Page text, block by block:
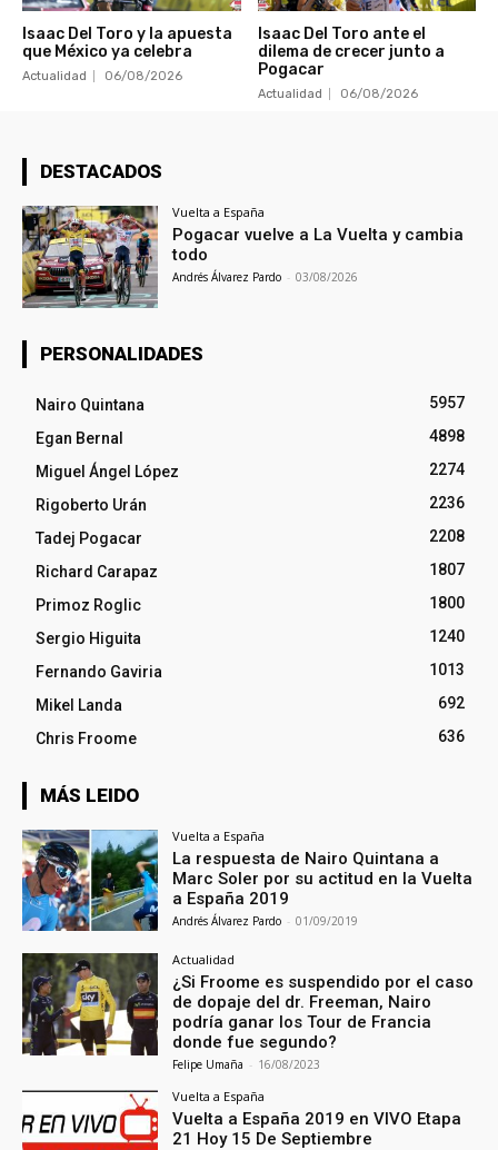
Isaac Del Toro y la apuesta
que México ya celebra
Actualidad 06/08/2026
Isaac Del Toro ante el
dilema de crecer junto a
Pogacar
Actualidad 06/08/2026
DESTACADOS
Vuelta a España
Pogacar vuelve a La Vuelta y cambia
todo
Andrés Álvarez Pardo - 03/08/2026
PERSONALIDADES
Nairo Quintana
5957
Egan Bernal
4898
Miguel Ángel López
2274
Rigoberto Urán
2236
Tadej Pogacar
2208
Richard Carapaz
1807
Primoz Roglic
1800
Sergio Higuita
1240
Fernando Gaviria
1013
Mikel Landa
692
Chris Froome
636
MÁS LEIDO
Vuelta a España
La respuesta de Nairo Quintana a
Marc Soler por su actitud en la Vuelta
a España 2019
Andrés Álvarez Pardo - 01/09/2019
Actualidad
¿Si Froome es suspendido por el caso
de dopaje del dr. Freeman, Nairo
podría ganar los Tour de Francia
donde fue segundo?
Felipe Umaña - 16/08/2023
Vuelta a España
Vuelta a España 2019 en VIVO Etapa
21 Hoy 15 De Septiembre